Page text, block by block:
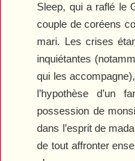
Sleep, qui a raflé le
couple de coréens
mari. Les crises
inquiétantes
qui les
l’hypothèse d’un
possession de
dans l’esprit de
de tout affronter